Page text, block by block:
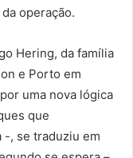
operação.
Hering, da família
e Porto em
uma nova lógica
que
-, se traduziu em